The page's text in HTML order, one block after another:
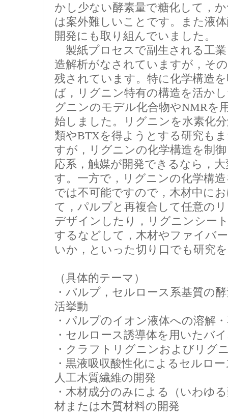
かし少ない酵素量で糖化して，
は案外難しいことです。また液
開発にも取り組んでいました。
製紙プロセスで副生される工
造解析がなされていますが，そ
残されています。特に化学構造
ば，リグニン特有の構造を活か
グニンのモデル化合物やNMRを
始しました。リグニンを水素化
類やBTXを得ようとする研究も
すが，リグニンの化学構造を制
応系，触媒が開発できるなら，
す。一方で，リグニンの化学構
では不可能ですので，木材中に
て，パルプと再複合して任意の
デザインしたり，リグニンシー
するなどして，木材やファイバ
いか，といった切り口でも研究
（具体的テーマ）
・パルプ，セルロース系基質の
活挙動
・パルプのイオン液体への溶解
・セルロース誘導体を用いたバ
・クラフトリグニンおよびリグ
・黒液吸収酸性化によるセルロ
人工木質繊維の開発
・木材成分のみによる（いわゆ
材または木質材料の開発